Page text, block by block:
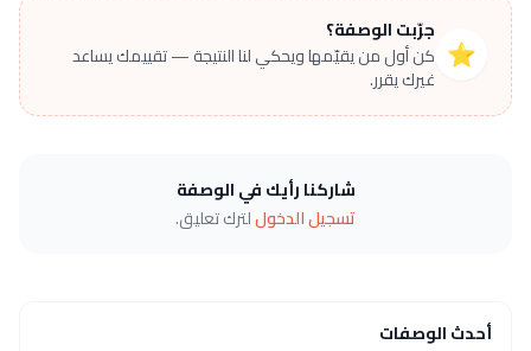
⭐
جرّبت الوصفة؟
كن أول من يقيّمها ويحكي لنا النتيجة — تقييمك يساعد
غيرك يقرر.
شاركنا رأيك في الوصفة
تسجيل الدخوللترك تعليق.
أحدث الوصفات